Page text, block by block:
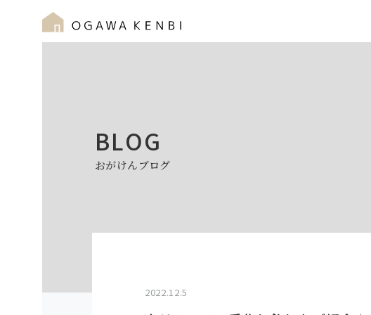
BLOG
おがけんブログ
2022.12.5